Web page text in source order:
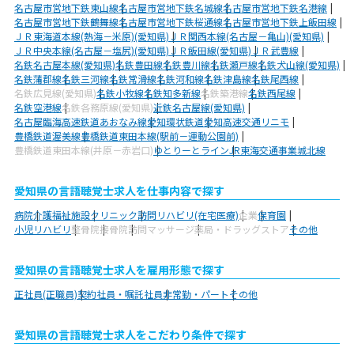
名古屋市営地下鉄東山線名古屋市営地下鉄名城線名古屋市営地下鉄名港線
名古屋市営地下鉄鶴舞線名古屋市営地下鉄桜通線名古屋市営地下鉄上飯田線
ＪＲ東海道本線(熱海－米原)(愛知県)ＪＲ関西本線(名古屋－亀山)(愛知県)
ＪＲ中央本線(名古屋－塩尻)(愛知県)ＪＲ飯田線(愛知県)ＪＲ武豊線
名鉄名古屋本線(愛知県)名鉄豊田線名鉄豊川線名鉄瀬戸線名鉄犬山線(愛知県)
名鉄蒲郡線名鉄三河線名鉄常滑線名鉄河和線名鉄津島線名鉄尾西線
名鉄広見線(愛知県)名鉄小牧線名鉄知多新線名鉄築港線名鉄西尾線
名鉄空港線名鉄各務原線(愛知県)近鉄名古屋線(愛知県)
名古屋臨海高速鉄道あおなみ線愛知環状鉄道愛知高速交通リニモ
豊橋鉄道渥美線豊橋鉄道東田本線(駅前－運動公園前)
豊橋鉄道東田本線(井原－赤岩口)ゆとりーとラインJR東海交通事業城北線
愛知県の言語聴覚士求人を仕事内容で探す
病院介護福祉施設クリニック訪問リハビリ(在宅医療)企業保育園
小児リハビリ整骨院接骨院訪問マッサージ薬局・ドラッグストアその他
愛知県の言語聴覚士求人を雇用形態で探す
正社員(正職員)契約社員・嘱託社員非常勤・パートその他
愛知県の言語聴覚士求人をこだわり条件で探す